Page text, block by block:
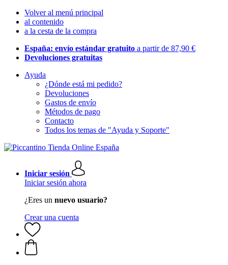
Volver al menú principal
al contenido
a la cesta de la compra
España: envío estándar gratuito a partir de 87,90 €
Devoluciones gratuitas
Ayuda
¿Dónde está mi pedido?
Devoluciones
Gastos de envío
Métodos de pago
Contacto
Todos los temas de "Ayuda y Soporte"
Iniciar sesión
Iniciar sesión ahora
¿Eres un nuevo usuario?
Crear una cuenta